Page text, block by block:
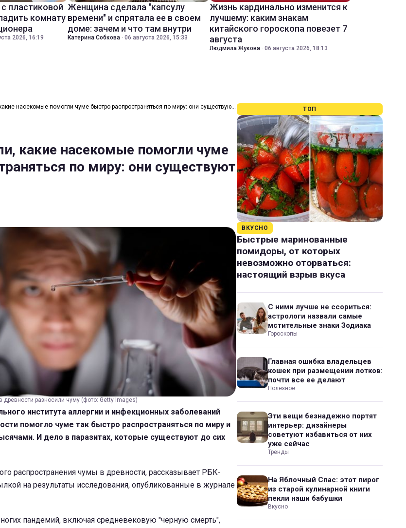
пластиковой
комнату
2026, 16:19
Женщина сделала "капсулу
времени" и спрятала ее в своем
доме: зачем и что там внутри
Катерина Собкова · 06 августа 2026, 15:33
Жизнь кардинально изменится к
лучшему: каким знакам
китайского гороскопа повезет 7
августа
Людмила Жукова · 06 августа 2026, 18:13
насекомые помогли чуме быстро распространяться по миру: они существуют
какие насекомые помогли чуме
по миру: они существуют
разносили чуму (фото: Getty Images)
института аллергии и инфекционных заболеваний
помогло чуме так быстро распространяться по миру и
И дело в паразитах, которые существуют до сих
распространения чумы в древности, рассказывает РБК-
на результаты исследования, опубликованные в журнале
пандемий, включая средневековую "черную смерть",
ТОП
ВКУСНО
Быстрые маринованные
помидоры, от которых
невозможно оторваться:
настоящий взрыв вкуса
С ними лучше не ссориться:
астрологи назвали самые
мстительные знаки Зодиака
Гороскопы
Главная ошибка владельцев
кошек при размещении лотков:
почти все ее делают
Полезное
Эти вещи безнадежно портят
интерьер: дизайнеры
советуют избавиться от них
уже сейчас
Тренды
На Яблочный Спас: этот пирог
из старой кулинарной книги
пекли наши бабушки
Вкусно